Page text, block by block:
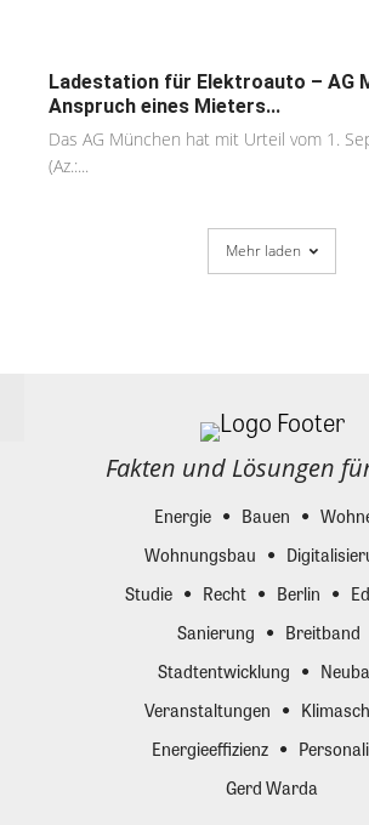
Ladestation für Elektroauto – AG
Anspruch eines Mieters...
Das AG München hat mit Urteil vom 1.
(Az.:...
Mehr laden
Fakten und Lösungen
Energie Bauen
Wohnungsbau
Studie
Recht Berlin
Sanierung
Breitband
Stadtentwicklung
Veranstaltungen
Energieeffizienz
Gerd Warda